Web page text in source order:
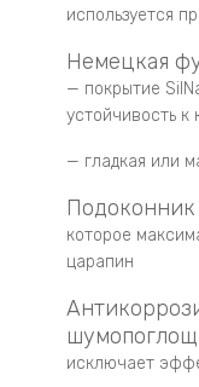
используется
Немецкая
— покрытие
устойчивость к
— гладкая или
которое
царапин
исключает